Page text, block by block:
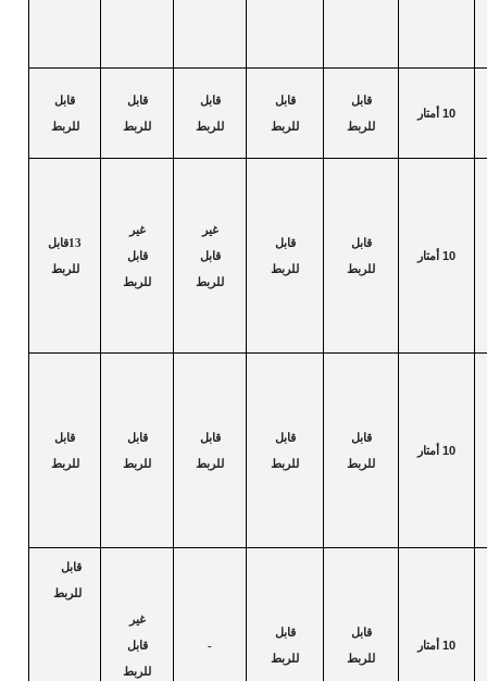
قابل
للربط
قابل
للربط
قابل
للربط
قابل
للربط
قابل
للربط
10 أمتار
13قابل
للربط
غير
قابل
للربط
غير
قابل
للربط
قابل
للربط
قابل
للربط
10 أمتار
قابل
للربط
قابل
للربط
قابل
للربط
قابل
للربط
قابل
للربط
10 أمتار
قابل
للربط
غير
قابل
للربط
-
قابل
للربط
قابل
للربط
10 أمتار